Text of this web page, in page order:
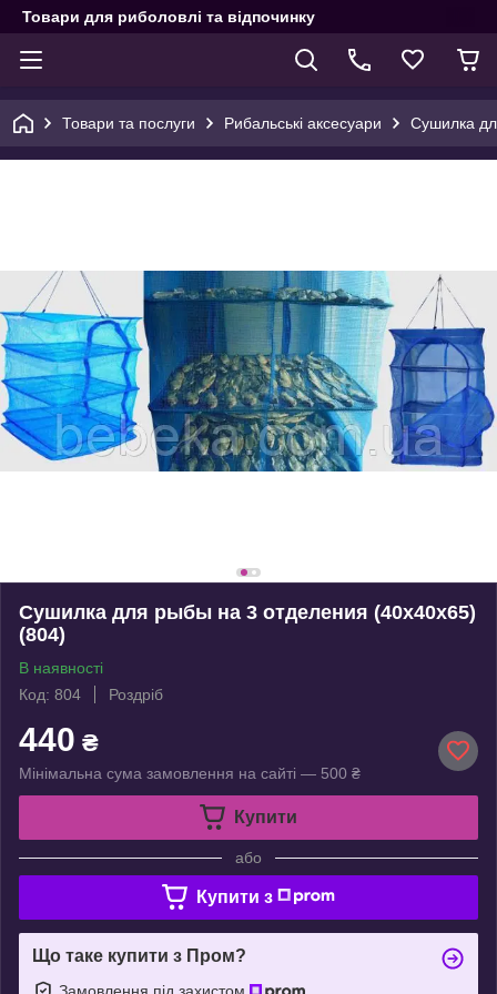
Товари для риболовлі та відпочинку
Товари та послуги Рибальські аксесуари Сушилка
Сушилка для рыбы на 3 отделения (40х40х65)
(804)
В наявності
Код: 804
Роздріб
440 ₴
Мінімальна сума замовлення на сайті — 500 ₴
Купити
або
Купити з
Що таке купити з Пром?
Замовлення під захистом